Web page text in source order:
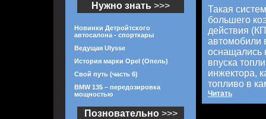
Нужно знать >>>
Новинки Детройтского
автосалона - спорткары
Ведущая Ulysse
История марки Opel (Опель)
Свой путь (часть 6)
BMW 135 – передозировка
мощностью
Позновательно >>>
Такая
большего
действия
автомобили
оснащались
впуска
инжектора,
топливо в
Читать